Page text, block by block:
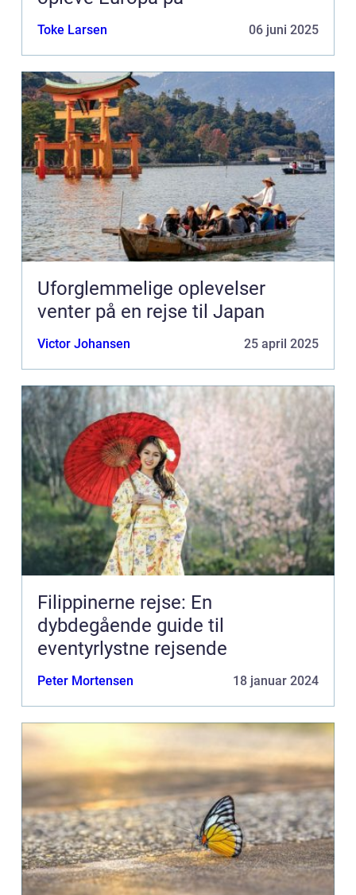
Toke Larsen 06 juni 2025
Uforglemmelige oplevelser
venter på en rejse til Japan
Victor Johansen 25 april 2025
Filippinerne rejse: En
dybdegående guide til
eventyrlystne rejsende
Peter Mortensen 18 januar 2024